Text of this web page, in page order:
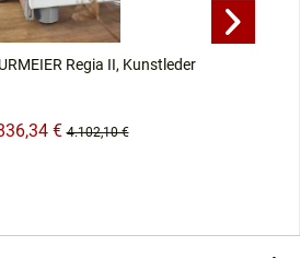
Regia II, Kunstleder
€ 4.102,10 €